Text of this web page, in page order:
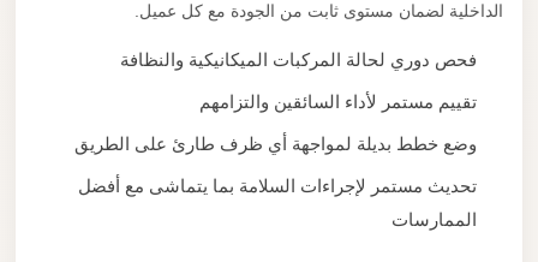
الداخلية لضمان مستوى ثابت من الجودة مع كل عميل.
فحص دوري لحالة المركبات الميكانيكية والنظافة
تقييم مستمر لأداء السائقين والتزامهم
وضع خطط بديلة لمواجهة أي ظرف طارئ على الطريق
تحديث مستمر لإجراءات السلامة بما يتماشى مع أفضل
الممارسات